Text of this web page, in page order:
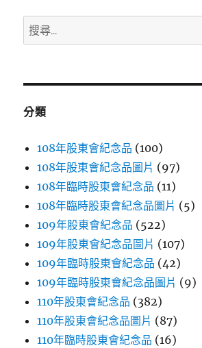
搜
尋
鍵
分類
108年股東會紀念品 (100)
108年股東會紀念品圖片 (97)
108年臨時股東會紀念品 (11)
108年臨時股東會紀念品圖片 (5)
109年股東會紀念品 (522)
109年股東會紀念品圖片 (107)
109年臨時股東會紀念品 (42)
109年臨時股東會紀念品圖片 (9)
110年股東會紀念品 (382)
110年股東會紀念品圖片 (87)
110年臨時股東會紀念品 (16)